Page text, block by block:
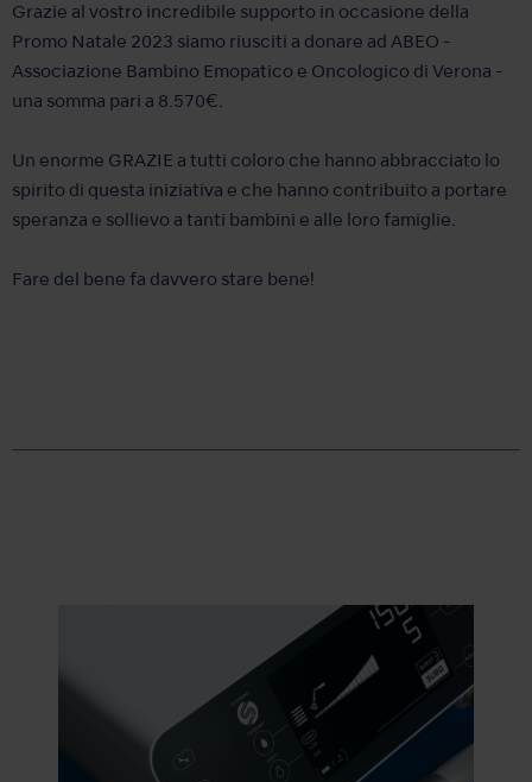
Grazie al vostro incredibile supporto in occasione della
Promo Natale 2023 siamo riusciti a donare ad ABEO -
Associazione Bambino Emopatico e Oncologico di Verona -
una somma pari a 8.570€.
Un enorme GRAZIE a tutti coloro che hanno abbracciato lo
spirito di questa iniziativa e che hanno contribuito a portare
speranza e sollievo a tanti bambini e alle loro famiglie.
Fare del bene fa davvero stare bene!